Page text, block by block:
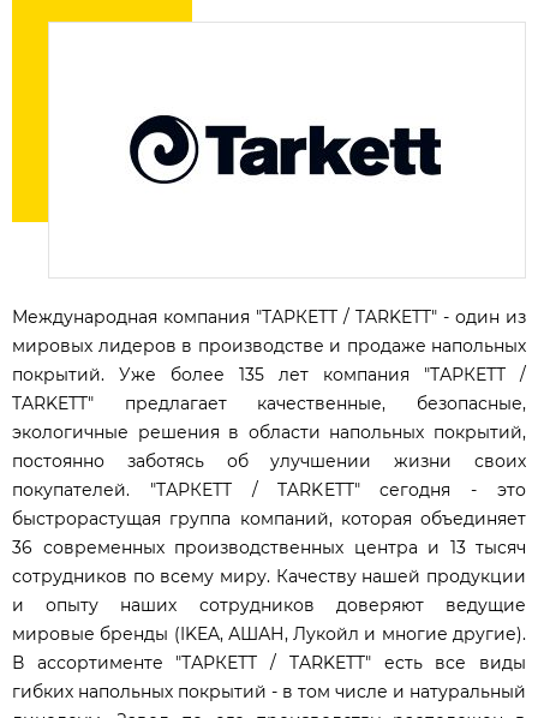
Международная компания "ТАРКЕТТ / TARKETT" - один из
мировых лидеров в производстве и продаже напольных
покрытий. Уже более 135 лет компания "ТАРКЕТТ /
TARKETT" предлагает качественные, безопасные,
экологичные решения в области напольных покрытий,
постоянно заботясь об улучшении жизни своих
покупателей. "ТАРКЕТТ / TARKETT" cегодня - это
быстрорастущая группа компаний, которая объединяет
36 современных производственных центра и 13 тысяч
сотрудников по всему миру. Качеству нашей продукции
и опыту наших сотрудников доверяют ведущие
мировые бренды (IKEA, АШАН, Лукойл и многие другие).
В ассортименте "ТАРКЕТТ / TARKETT" есть все виды
гибких напольных покрытий - в том числе и натуральный